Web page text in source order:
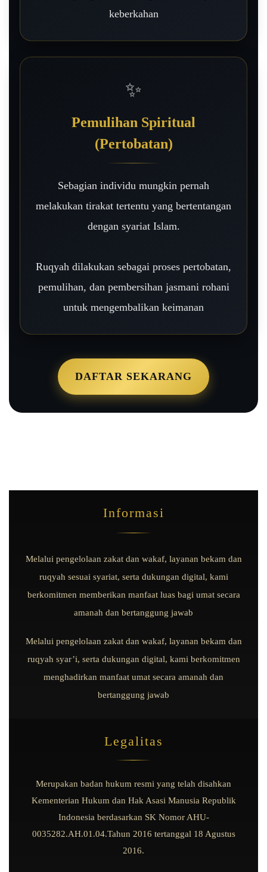
keberkahan
✨
Pemulihan Spiritual
(Pertobatan)
Sebagian individu mungkin pernah
melakukan tirakat tertentu yang bertentangan
dengan syariat Islam.
Ruqyah dilakukan sebagai proses pertobatan,
pemulihan, dan pembersihan jasmani rohani
untuk mengembalikan keimanan
DAFTAR SEKARANG
Informasi
Melalui pengelolaan zakat dan wakaf, layanan bekam dan
ruqyah sesuai syariat, serta dukungan digital, kami
berkomitmen memberikan manfaat luas bagi umat secara
amanah dan bertanggung jawab
Melalui pengelolaan zakat dan wakaf, layanan bekam dan
ruqyah syar’i, serta dukungan digital, kami berkomitmen
menghadirkan manfaat umat secara amanah dan
bertanggung jawab
Legalitas
Merupakan badan hukum resmi yang telah disahkan
Kementerian Hukum dan Hak Asasi Manusia Republik
Indonesia berdasarkan SK Nomor AHU-
0035282.AH.01.04.Tahun 2016 tertanggal 18 Agustus
2016.